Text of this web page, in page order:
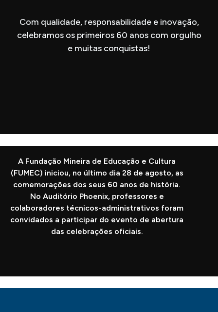
Com qualidade, responsabilidade e inovação,
celebramos os primeiros 60 anos com orgulho
e muitas conquistas!
A Fundação Mineira de Educação e Cultura
(FUMEC) iniciou, no último dia 28 de agosto, as
comemorações dos seus 60 anos de história.
No Auditório Phoenix, professores e
colaboradores técnicos-administrativos foram
convidados a participar do evento de abertura
das celebrações oficiais.